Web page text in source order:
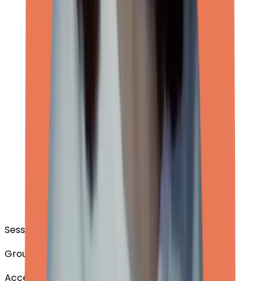
Sessions de 2h00
Groupe de pairs de
Accès à